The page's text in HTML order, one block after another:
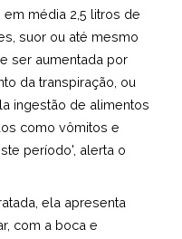
média 2,5 litros de
suor ou até mesmo
ser aumentada por
da transpiração, ou
ingestão de alimentos
como vômitos e
período', alerta o
ela apresenta
com a boca e